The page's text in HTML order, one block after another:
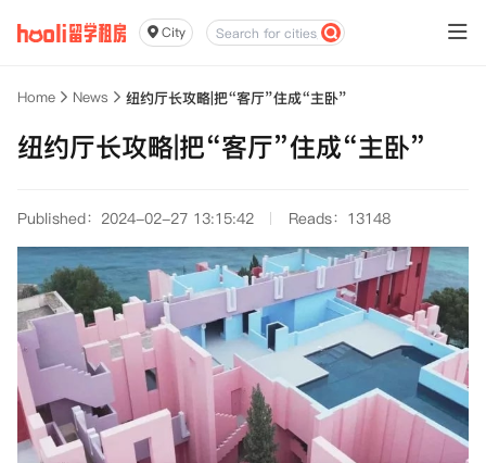
City
Home News 纽约厅长攻略|把“客厅”住成“主卧”
纽约厅长攻略|把“客厅”住成“主卧”
Published：2024-02-27 13:15:42 Reads：13148